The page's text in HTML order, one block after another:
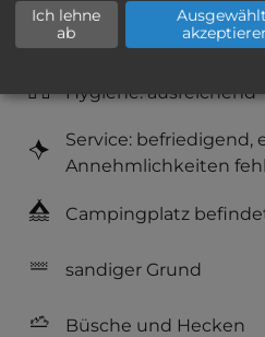
Geräuschkulisse:
Hygiene: ausreichend
Service: befriedigend,
Annehmlichkeiten
Campingplatz
sandiger Grund
Büsche und Hecken
Ich lehne
ab